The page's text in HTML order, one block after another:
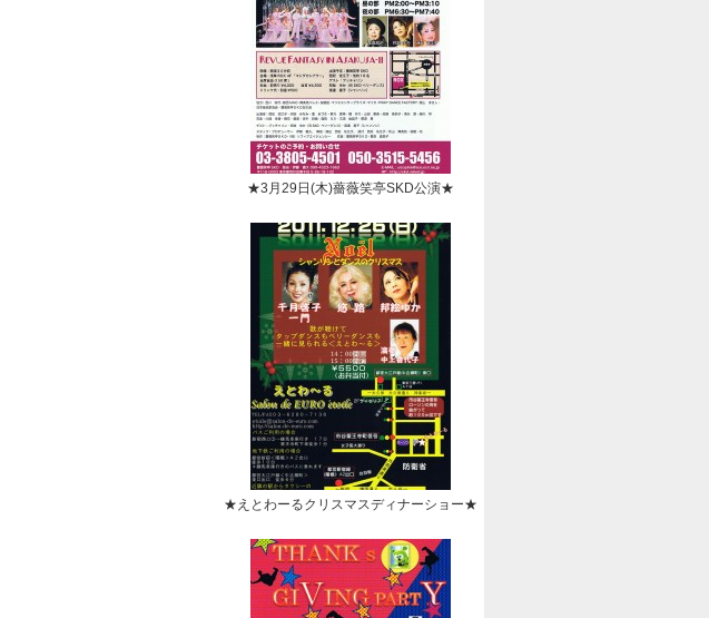
★3月29日(木)薔薇笑亭SKD公演★
★えとわーるクリスマスディナーショー★